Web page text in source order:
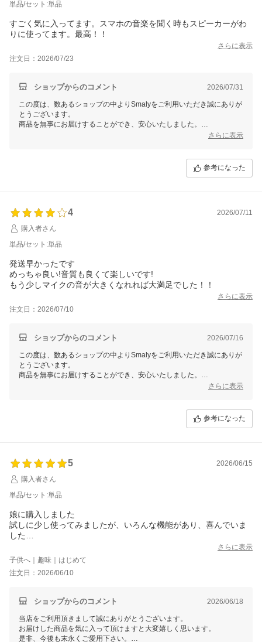
単品/セット:単品
すごく気に入ってます。スマホの音楽を聞く時もスピーカーがわ
りに使ってます。最高！！
さらに表示
注文日：2026/07/23
ショップからのコメント 2026/07/31
この度は、数あるショップの中よりSmalyをご利用いただき誠にありが
とうございます。
商品を無事にお届けすることができ、安心いたしました。
また、お忙しい中レビューをご記入いただき誠にありがとうございま
またのご来店をスタッフ一同心よりお待ちしております。
さらに表示
参考になった
4
2026/07/11
購入者さん
単品/セット:単品
発送早かったです
めっちゃ良い!音質も良くて楽しいです!
もう少しマイクの音が大きくなれれば大満足でした！！
さらに表示
注文日：2026/07/10
ショップからのコメント 2026/07/16
この度は、数あるショップの中よりSmalyをご利用いただき誠にありが
とうございます。
商品を無事にお届けすることができ、安心いたしました。
また、お忙しい中レビューをご記入いただき誠にありがとうございま
またのご来店をスタッフ一同心よりお待ちしております。
さらに表示
参考になった
5
2026/06/15
購入者さん
単品/セット:単品
娘に購入しました
試しに少し使ってみましたが、いろんな機能があり、喜んでいま
した
カラオケだけでなく、ギターの弾き語りの練習にも使えそうです
さらに表示
子供へ｜趣味｜はじめて
注文日：2026/06/10
ショップからのコメント 2026/06/18
当店をご利用頂きまして誠にありがとうございます。
お届けした商品を気に入って頂けますと大変嬉しく思います。
是非、今後も末永くご愛用下さい。